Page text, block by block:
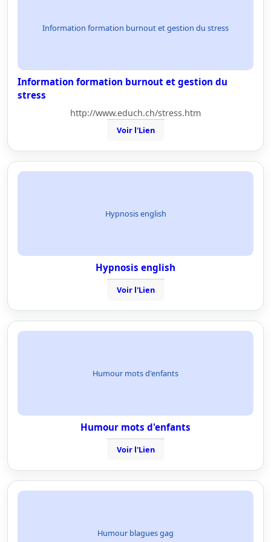
Information formation burnout et gestion du stress
Information formation burnout et gestion du
stress
http://www.educh.ch/stress.htm
Voir l'Lien
Hypnosis english
Hypnosis english
Voir l'Lien
Humour mots d'enfants
Humour mots d'enfants
Voir l'Lien
Humour blagues gag